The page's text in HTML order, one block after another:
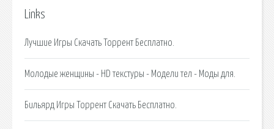
Links
Лучшие Игры Скачать Торрент Бесплатно.
Молодые женщины - HD текстуры - Модели тел - Моды для.
Бильярд Игры Торрент Скачать Бесплатно.